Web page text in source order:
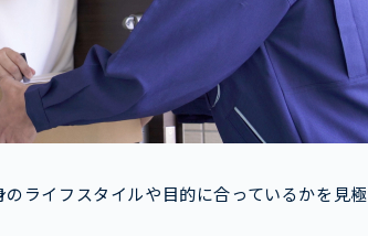
ライフスタイルや目的に合っているかを見